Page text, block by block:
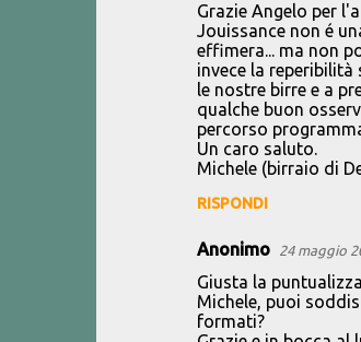
Grazie Angelo per
Jouissance non é
effimera... ma non
invece la
le nostre birre e a
qualche buon
percorso
Un caro saluto.
Michele (birraio di
RISPONDI
Anonimo 24 maggio
Giusta la
Michele, puoi
formati?